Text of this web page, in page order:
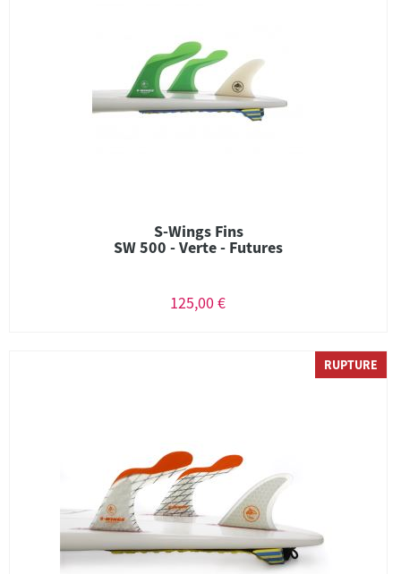
S-Wings Fins
SW 500 - Verte - Futures
125,00 €
RUPTURE